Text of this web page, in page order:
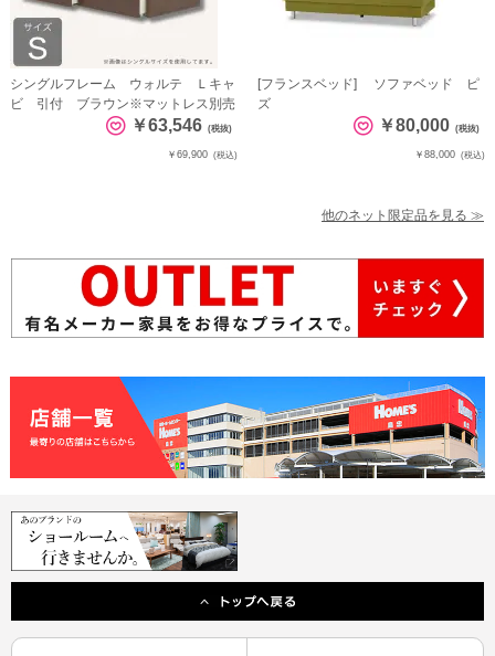
シングルフレーム ウォルテ Ｌキャ
ビ 引付 ブラウン※マットレス別売
￥63,546 (税抜)
￥69,900 (税込)
[フランスベッド] ソファベッド ピ
ズ
￥80,000 (税抜)
￥88,000 (税込)
他のネット限定品を見る ≫